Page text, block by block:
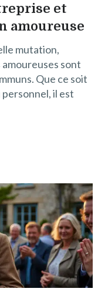
et
amoureuse
mutation,
sont
Que ce soit
il est